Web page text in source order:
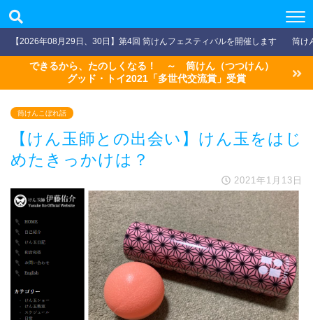
【2026年08月29日、30日】第4回 筒けんフェスティバルを開催します 筒け
できるから、たのしくなる！ ～ 筒けん（つつけん）
グッド・トイ2021「多世代交流賞」受賞
筒けんこぼれ話
【けん玉師との出会い】けん玉をはじ
めたきっかけは？
2021年1月13日